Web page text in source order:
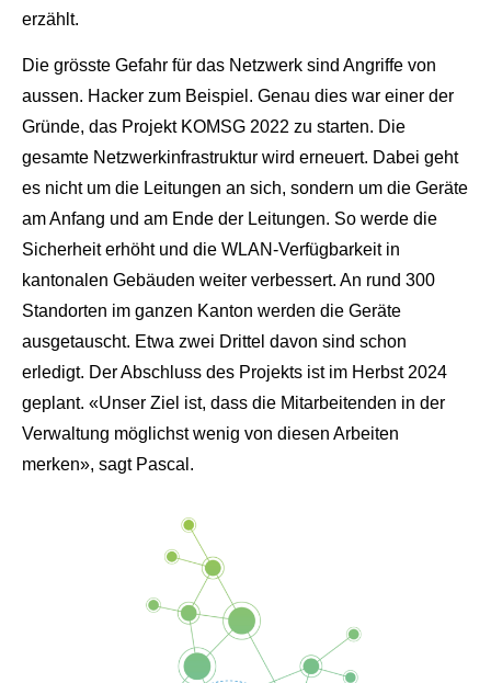
erzählt.
Die grösste Gefahr für das Netzwerk sind Angriffe von
aussen. Hacker zum Beispiel. Genau dies war einer der
Gründe, das Projekt KOMSG 2022 zu starten. Die
gesamte Netzwerkinfrastruktur wird erneuert. Dabei geht
es nicht um die Leitungen an sich, sondern um die Geräte
am Anfang und am Ende der Leitungen. So werde die
Sicherheit erhöht und die WLAN-Verfügbarkeit in
kantonalen Gebäuden weiter verbessert. An rund 300
Standorten im ganzen Kanton werden die Geräte
ausgetauscht. Etwa zwei Drittel davon sind schon
erledigt. Der Abschluss des Projekts ist im Herbst 2024
geplant. «Unser Ziel ist, dass die Mitarbeitenden in der
Verwaltung möglichst wenig von diesen Arbeiten
merken», sagt Pascal.